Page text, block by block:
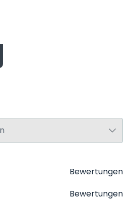
Bewertungen
Bewertungen